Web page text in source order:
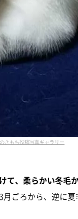
きもち投稿写真ギャラリー
て、柔らかい冬毛
ごろから、逆に